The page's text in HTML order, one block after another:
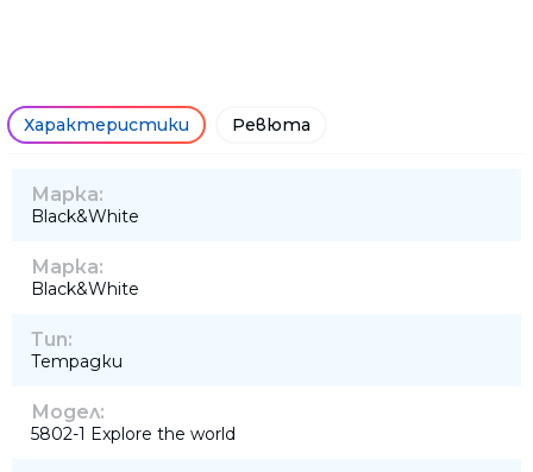
Характеристики Ревюта
Марка:
Black&White
Марка:
Black&White
Тип:
Тетрадки
Модел:
5802-1 Explore the world